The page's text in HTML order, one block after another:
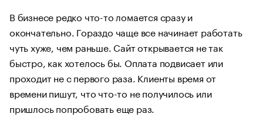
В бизнесе редко что-то ломается сразу и
окончательно. Гораздо чаще все начинает работать
чуть хуже, чем раньше. Сайт открывается не так
быстро, как хотелось бы. Оплата подвисает или
проходит не с первого раза. Клиенты время от
времени пишут, что что-то не получилось или
пришлось попробовать еще раз.